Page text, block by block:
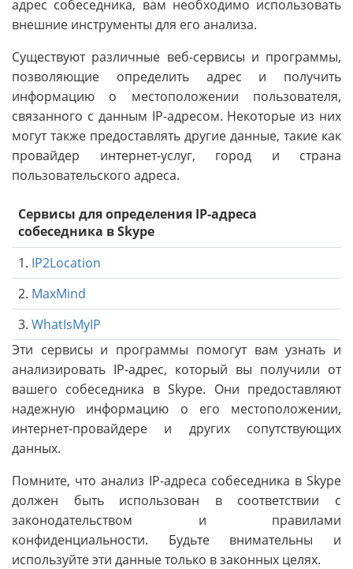
адрес собеседника, вам необходимо использовать
внешние инструменты для его анализа.
Существуют различные веб-сервисы и программы,
позволяющие определить адрес и получить
информацию о местоположении пользователя,
связанного с данным IP-адресом. Некоторые из них
могут также предоставлять другие данные, такие как
провайдер интернет-услуг, город и страна
пользовательского адреса.
Сервисы для определения IP-адреса
собеседника в Skype
1. IP2Location
2. MaxMind
3. WhatIsMyIP
Эти сервисы и программы помогут вам узнать и
анализировать IP-адрес, который вы получили от
вашего собеседника в Skype. Они предоставляют
надежную информацию о его местоположении,
интернет-провайдере и других сопутствующих
данных.
Помните, что анализ IP-адреса собеседника в Skype
должен быть использован в соответствии с
законодательством и правилами
конфиденциальности. Будьте внимательны и
используйте эти данные только в законных целях.